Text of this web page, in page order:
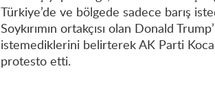
Türkiye’de ve bölgede sadece barış
Soykırımın ortakçısı olan Donald
istemediklerini belirterek AK Parti
protesto etti.